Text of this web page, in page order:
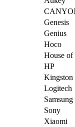
Genesis
Genius
Hoco
House
HP
Kingston
Logitech
Samsung
Sony
Xiaomi